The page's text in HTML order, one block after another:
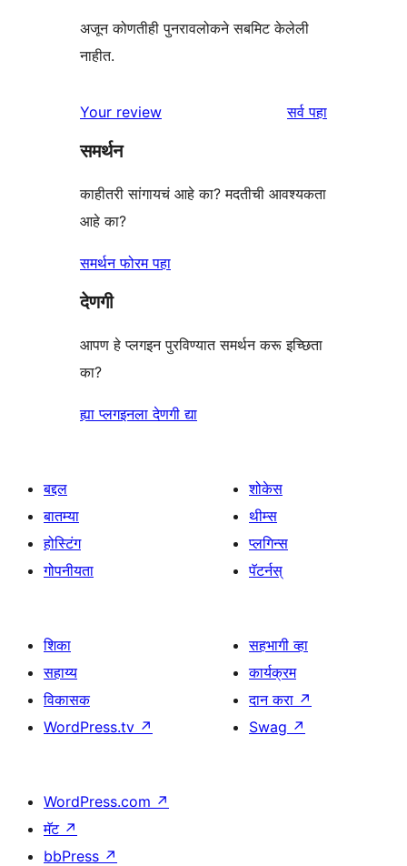
अजून कोणतीही पुनरावलोकने सबमिट केलेली
नाहीत.
Your review सर्वपुनरावलोकने
पहा
समर्थन
काहीतरी सांगायचं आहे का? मदतीची आवश्यकता
आहे का?
समर्थन फोरम पहा
देणगी
आपण हे प्लगइन पुरविण्यात समर्थन करू इच्छिता
का?
ह्या प्लगइनला देणगी द्या
बद्दल
बातम्या
होस्टिंग
गोपनीयता
शोकेस
थीम्स
प्लगिन्स
पॅटर्नस्
शिका
सहाय्य
विकासक
WordPress.tv ↗
सहभागी व्हा
कार्यक्रम
दान करा ↗
Swag ↗
WordPress.com ↗
मॅट ↗
bbPress ↗